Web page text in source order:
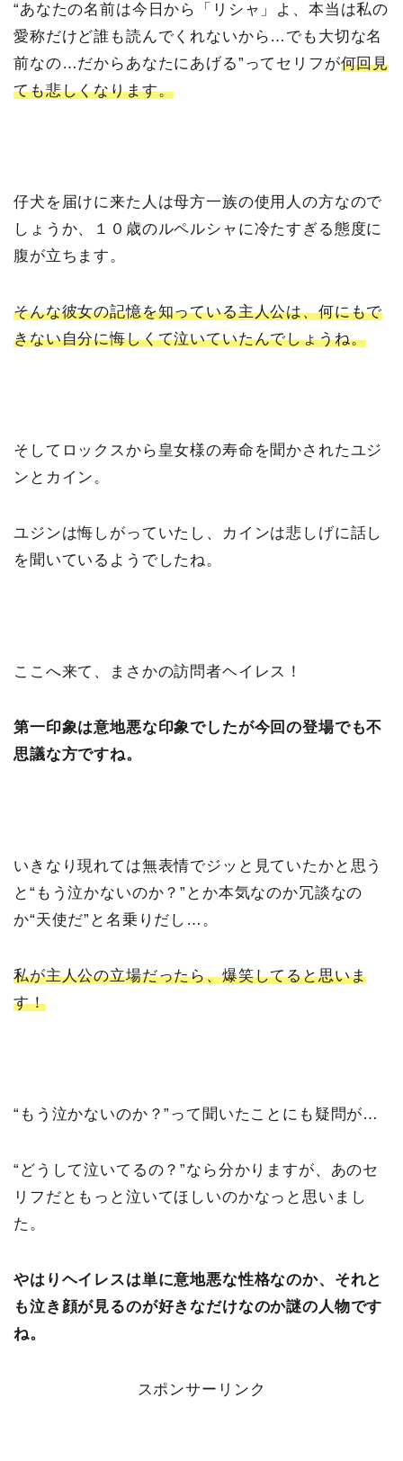
“あなたの名前は今日から「リシャ」よ、本当は私の
愛称だけど誰も読んでくれないから…でも大切な名
前なの…だからあなたにあげる”ってセリフが何回見
ても悲しくなります。
仔犬を届けに来た人は母方一族の使用人の方なので
しょうか、１０歳のルペルシャに冷たすぎる態度に
腹が立ちます。
そんな彼女の記憶を知っている主人公は、何にもで
きない自分に悔しくて泣いていたんでしょうね。
そしてロックスから皇女様の寿命を聞かされたユジ
ンとカイン。
ユジンは悔しがっていたし、カインは悲しげに話し
を聞いているようでしたね。
ここへ来て、まさかの訪問者ヘイレス！
第一印象は意地悪な印象でしたが今回の登場でも不
思議な方ですね。
いきなり現れては無表情でジッと見ていたかと思う
と“もう泣かないのか？”とか本気なのか冗談なの
か“天使だ”と名乗りだし…。
私が主人公の立場だったら、爆笑してると思いま
す！
“もう泣かないのか？”って聞いたことにも疑問が…
“どうして泣いてるの？”なら分かりますが、あのセ
リフだともっと泣いてほしいのかなっと思いまし
た。
やはりヘイレスは単に意地悪な性格なのか、それと
も泣き顔が見るのが好きなだけなのか謎の人物です
ね。
スポンサーリンク